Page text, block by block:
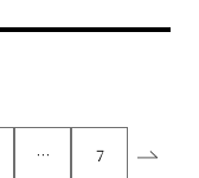
… 7